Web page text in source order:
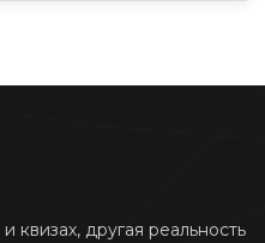
квизах, другая реальность